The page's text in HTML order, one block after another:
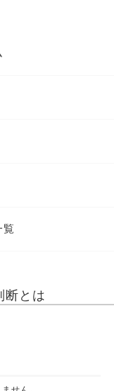
覧
断とは